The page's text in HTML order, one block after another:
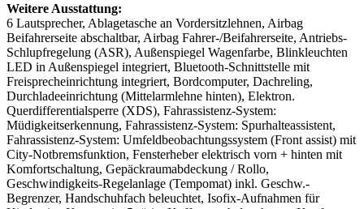
Weitere Ausstattung:
6 Lautsprecher, Ablagetasche an Vordersitzlehnen, Airbag
Beifahrerseite abschaltbar, Airbag Fahrer-/Beifahrerseite, Antriebs-
Schlupfregelung (ASR), Außenspiegel Wagenfarbe, Blinkleuchten
LED in Außenspiegel integriert, Bluetooth-Schnittstelle mit
Freisprecheinrichtung integriert, Bordcomputer, Dachreling,
Durchladeeinrichtung (Mittelarmlehne hinten), Elektron.
Querdifferentialsperre (XDS), Fahrassistenz-System:
Müdigkeitserkennung, Fahrassistenz-System: Spurhalteassistent,
Fahrassistenz-System: Umfeldbeobachtungssystem (Front assist) mit
City-Notbremsfunktion, Fensterheber elektrisch vorn + hinten mit
Komfortschaltung, Gepäckraumabdeckung / Rollo,
Geschwindigkeits-Regelanlage (Tempomat) inkl. Geschw.-
Begrenzer, Handschuhfach beleuchtet, Isofix-Aufnahmen für